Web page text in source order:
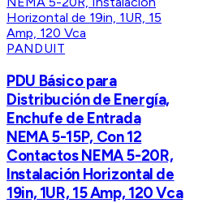
PANDUIT
PDU Básico para
Distribución de Energía,
Enchufe de Entrada
NEMA 5-15P, Con 12
Contactos NEMA 5-20R,
Instalación Horizontal de
19in, 1UR, 15 Amp, 120 Vca